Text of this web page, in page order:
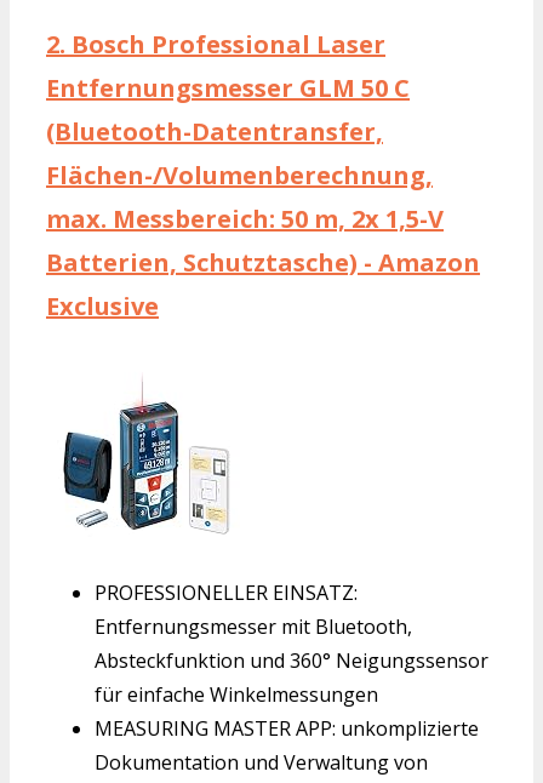
2. Bosch Professional Laser
Entfernungsmesser GLM 50 C
(Bluetooth-Datentransfer,
Flächen-/Volumenberechnung,
max. Messbereich: 50 m, 2x 1,5-V
Batterien, Schutztasche) - Amazon
Exclusive
PROFESSIONELLER EINSATZ:
Entfernungsmesser mit Bluetooth,
Absteckfunktion und 360° Neigungssensor
für einfache Winkelmessungen
MEASURING MASTER APP: unkomplizierte
Dokumentation und Verwaltung von